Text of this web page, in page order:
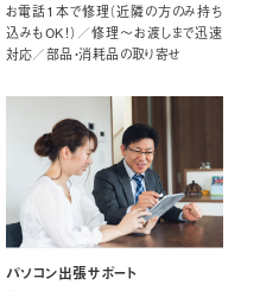
お電話1本で修理（近隣の方のみ持ち
込みもOK！）／修理〜お渡しまで迅速
対応／部品・消耗品の取り寄せ
パソコン出張サポート